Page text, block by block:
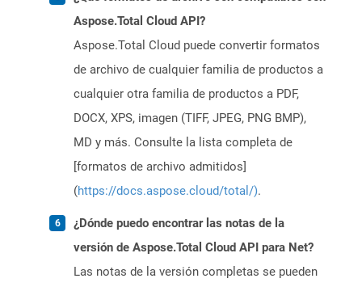
Aspose.Total Cloud API?
Aspose.Total Cloud puede convertir formatos
de archivo de cualquier familia de productos a
cualquier otra familia de productos a PDF,
DOCX, XPS, imagen (TIFF, JPEG, PNG BMP),
MD y más. Consulte la lista completa de
[formatos de archivo admitidos]
(https://docs.aspose.cloud/total/).
¿Dónde puedo encontrar las notas de la
versión de Aspose.Total Cloud API para Net?
Las notas de la versión completas se pueden